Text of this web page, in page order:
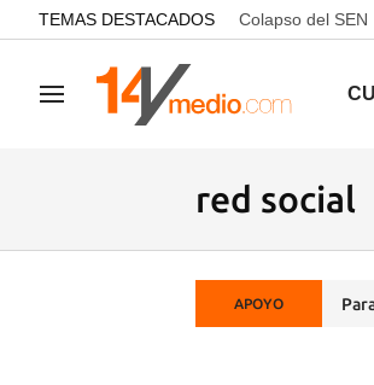
common.go-to-content
TEMAS DESTACADOS Colapso del SEN
Navegación
red social
APOYO